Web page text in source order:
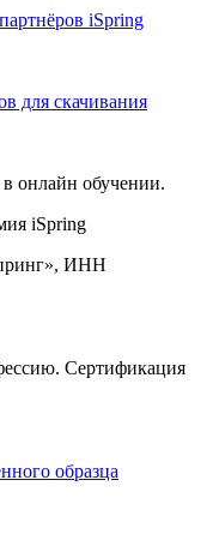
iSpring
для скачивания
онлайн обучении.
iSpring
ИНН
Сертификация
образца